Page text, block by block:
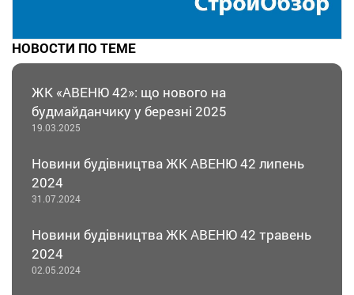
НОВОСТИ ПО ТЕМЕ
ЖК «АВЕНЮ 42»: що нового на
будмайданчику у березні 2025
19.03.2025
Новини будівництва ЖК АВЕНЮ 42 липень
2024
31.07.2024
Новини будівництва ЖК АВЕНЮ 42 травень
2024
02.05.2024